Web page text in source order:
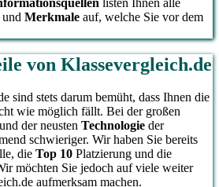
und Merkmale auf, welche Sie vor dem
von Klassevergleich.de
sind stets darum bemüht, dass Ihnen die
wie möglich fällt. Bei der großen
der neusten Technologie der
schwieriger. Wir haben Sie bereits
die Top 10 Platzierung und die
möchten Sie jedoch auf viele weiter
aufmerksam machen.